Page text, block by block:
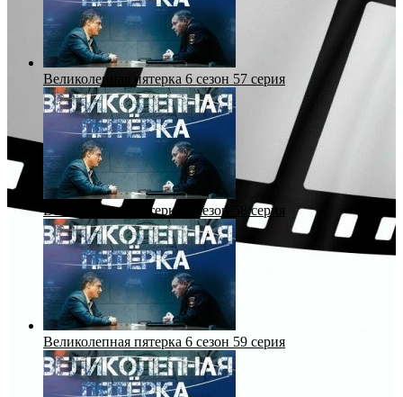
Великолепная пятерка 6 сезон 57 серия
Великолепная пятерка 6 сезон 58 серия
Великолепная пятерка 6 сезон 59 серия